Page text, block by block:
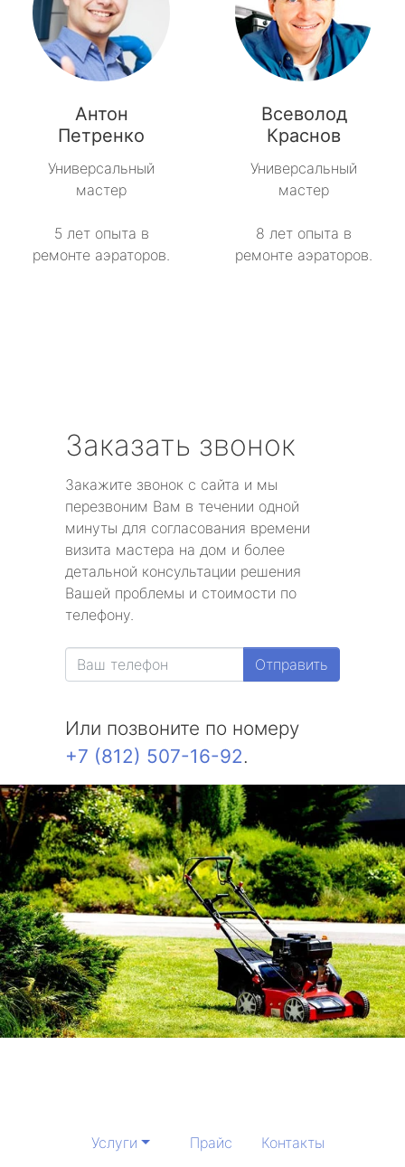
Антон
Петренко
Универсальный
мастер
5 лет опыта в
ремонте аэраторов.
Всеволод
Краснов
Универсальный
мастер
8 лет опыта в
ремонте аэраторов.
Заказать звонок
Закажите звонок с сайта и мы
перезвоним Вам в течении одной
минуты для согласования времени
визита мастера на дом и более
детальной консультации решения
Вашей проблемы и стоимости по
телефону.
Отправить
Или позвоните по номеру
+7 (812) 507-16-92.
Услуги Прайс Контакты